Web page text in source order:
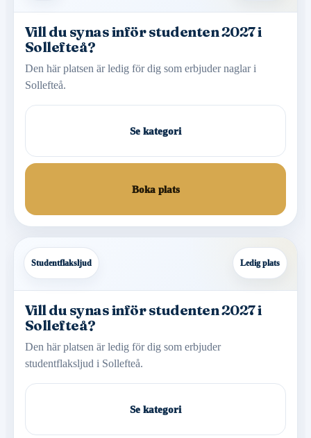
Vill du synas inför studenten 2027 i
Sollefteå?
Den här platsen är ledig för dig som erbjuder naglar i
Sollefteå.
Se kategori
Boka plats
Studentflaksljud Ledig plats
Vill du synas inför studenten 2027 i
Sollefteå?
Den här platsen är ledig för dig som erbjuder
studentflaksljud i Sollefteå.
Se kategori